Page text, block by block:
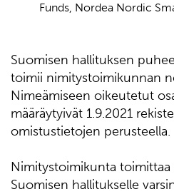
Funds, Nordea Nordic
Suomisen hallituksen
toimii nimitystoimikunnan
Nimeämiseen oikeutetut
määräytyivät 1.9.2021
omistustietojen perusteella.
Nimitystoimikunta toimittaa
Suomisen hallitukselle